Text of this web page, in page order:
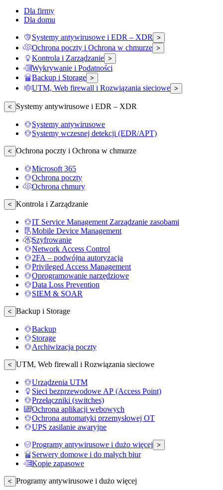
Dla firmy
Dla domu
Systemy antywirusowe i EDR – XDR >
Ochrona poczty i Ochrona w chmurze >
Kontrola i Zarządzanie >
Wykrywanie i Podatności
Backup i Storage >
UTM, Web firewall i Rozwiązania sieciowe >
< Systemy antywirusowe i EDR – XDR
Systemy antywirusowe
Systemy wczesnej detekcji (EDR/APT)
< Ochrona poczty i Ochrona w chmurze
Microsoft 365
Ochrona poczty
Ochrona chmury
< Kontrola i Zarządzanie
IT Service Management Zarządzanie zasobami
Mobile Device Management
Szyfrowanie
Network Access Control
2FA – podwójna autoryzacja
Privileged Access Management
Oprogramowanie narzędziowe
Data Loss Prevention
SIEM & SOAR
< Backup i Storage
Backup
Storage
Archiwizacja poczty
< UTM, Web firewall i Rozwiązania sieciowe
Urządzenia UTM
Sieci bezprzewodowe AP (Access Point)
Przełączniki (switches)
Ochrona aplikacji webowych
Ochrona automatyki przemysłowej OT
UPS zasilanie awaryjne
Programy antywirusowe i dużo więcej >
Serwery domowe i do małych biur
Kopie zapasowe
< Programy antywirusowe i dużo więcej